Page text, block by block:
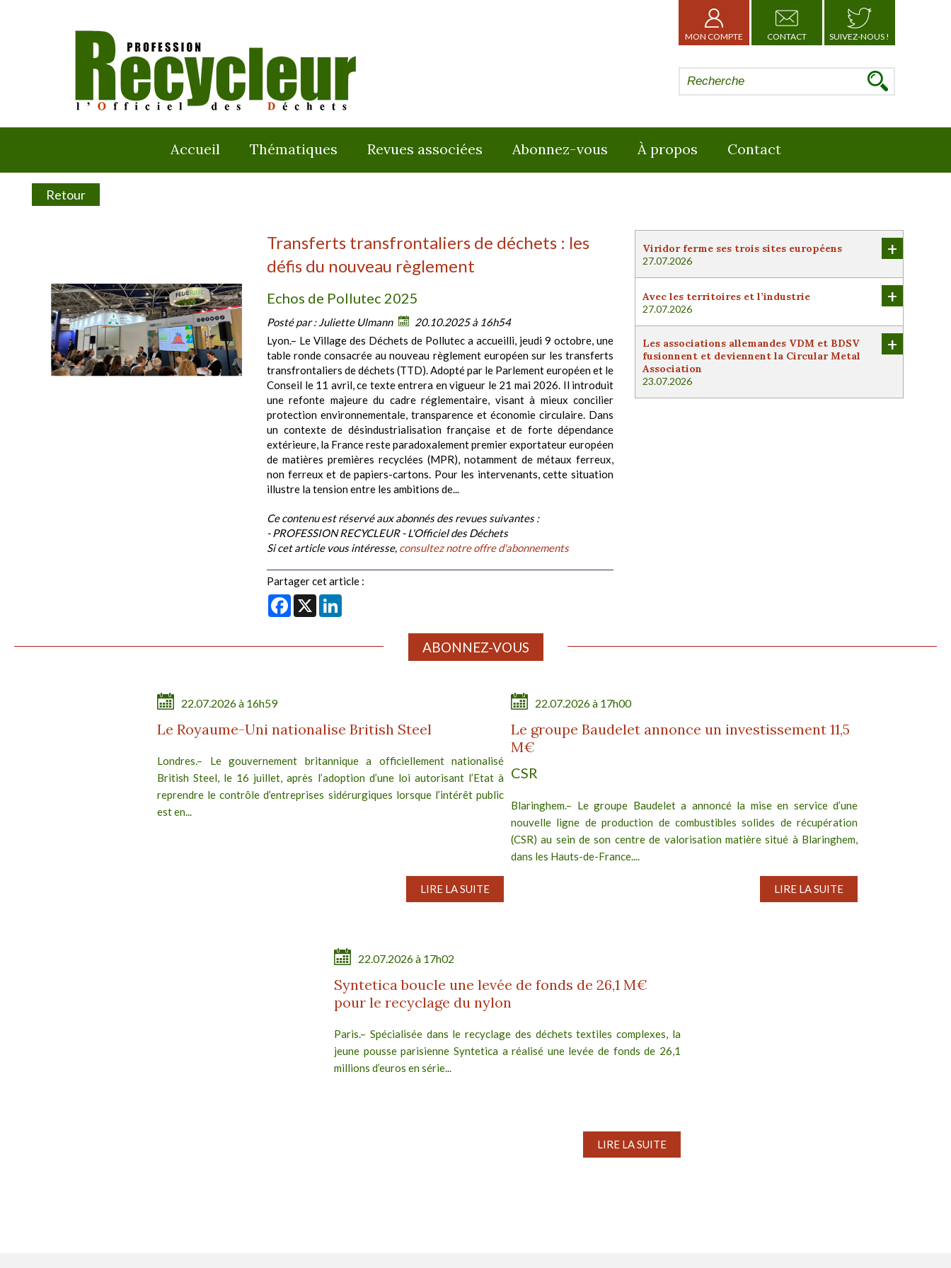
MON COMPTE CONTACT SUIVEZ-NOUS !
Accueil Thématiques Revues associées Abonnez-vous À propos Contact
Retour
Transferts transfrontaliers de déchets : les
défis du nouveau règlement
Echos de Pollutec 2025
Posté par :Juliette Ulmann
20.10.2025 à 16h54
Lyon.– Le Village des Déchets de Pollutec a accueilli, jeudi 9 octobre, une
table ronde consacrée au nouveau règlement européen sur les transferts
transfrontaliers de déchets (TTD). Adopté par le Parlement européen et le
Conseil le 11 avril, ce texte entrera en vigueur le 21 mai 2026. Il introduit
une refonte majeure du cadre réglementaire, visant à mieux concilier
protection environnementale, transparence et économie circulaire. Dans
un contexte de désindustrialisation française et de forte dépendance
extérieure, la France reste paradoxalement premier exportateur européen
de matières premières recyclées (MPR), notamment de métaux ferreux,
non ferreux et de papiers-cartons. Pour les intervenants, cette situation
illustre la tension entre les ambitions de...
Ce contenu est réservé aux abonnés des revues suivantes :
- PROFESSION RECYCLEUR - L'Officiel des Déchets
Si cet article vous intéresse, consultez notre offre d'abonnements
Partager cet article :
Facebook
X
Viridor ferme ses trois sites européens
27.07.2026
+
Avec les territoires et l’industrie
27.07.2026
+
Les associations allemandes VDM et BDSV
fusionnent et deviennent la Circular Metal
Association
23.07.2026
+
ABONNEZ-VOUS
22.07.2026 à 16h59
Le Royaume-Uni nationalise British Steel
Londres.– Le gouvernement britannique a officiellement nationalisé
British Steel, le 16 juillet, après l’adoption d’une loi autorisant l’Etat à
reprendre le contrôle d’entreprises sidérurgiques lorsque l’intérêt public
est en...
LIRE LA SUITE
22.07.2026 à 17h00
Le groupe Baudelet annonce un investissement 11,5
M€
CSR
Blaringhem.– Le groupe Baudelet a annoncé la mise en service d’une
nouvelle ligne de production de combustibles solides de récupération
(CSR) au sein de son centre de valorisation matière situé à Blaringhem,
dans les Hauts-de-France....
LIRE LA SUITE
22.07.2026 à 17h02
Syntetica boucle une levée de fonds de 26,1 M€
pour le recyclage du nylon
Paris.– Spécialisée dans le recyclage des déchets textiles complexes, la
jeune pousse parisienne Syntetica a réalisé une levée de fonds de 26,1
millions d’euros en série...
LIRE LA SUITE